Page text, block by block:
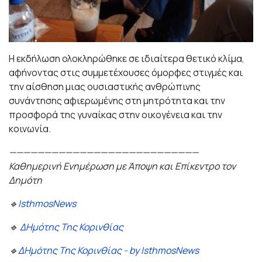
Η εκδήλωση ολοκληρώθηκε σε ιδιαίτερα θετικό κλίμα,
αφήνοντας στις συμμετέχουσες όμορφες στιγμές και
την αίσθηση μιας ουσιαστικής ανθρώπινης
συνάντησης αφιερωμένης στη μητρότητα και την
προσφορά της γυναίκας στην οικογένεια και την
κοινωνία.
———————————————————————————
Καθημερινή Ενημέρωση με Άποψη και Επίκεντρο τον
Δημότη
🔹IsthmosNews
🔹 ΔΗμότης Της Κορινθίας
🔹ΔΗμότης Της Κορινθίας - by IsthmosNews